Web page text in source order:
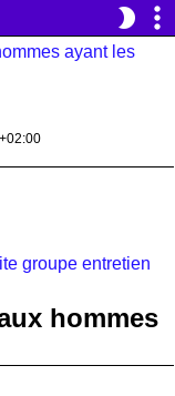
brightness_2 more_vert
groupe entretien
hommes